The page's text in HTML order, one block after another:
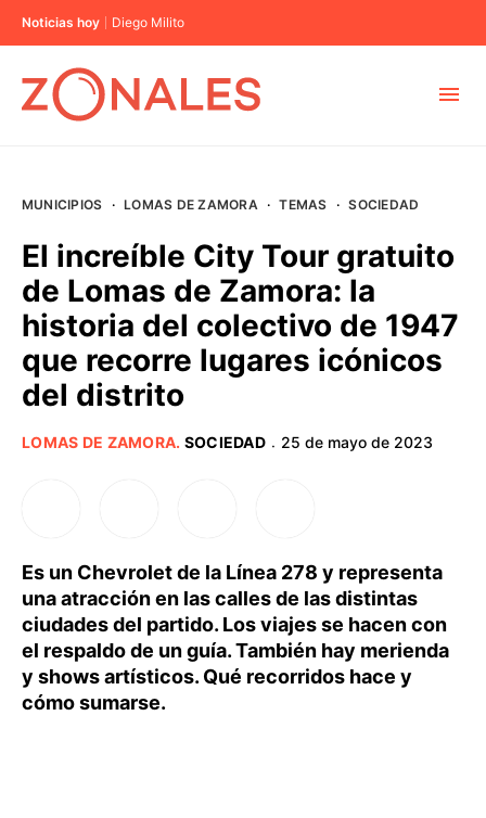
Noticias hoy Diego Milito
BUENOS AIRES
PROVINCIAS
MUNICIPIOS · LOMAS DE ZAMORA · TEMAS · SOCIEDAD
El increíble City Tour gratuito
de Lomas de Zamora: la
historia del colectivo de 1947
que recorre lugares icónicos
del distrito
LOMAS DE ZAMORA. SOCIEDAD · 25 de mayo de 2023
Es un Chevrolet de la Línea 278 y representa
una atracción en las calles de las distintas
ciudades del partido. Los viajes se hacen con
el respaldo de un guía. También hay merienda
y shows artísticos. Qué recorridos hace y
cómo sumarse.